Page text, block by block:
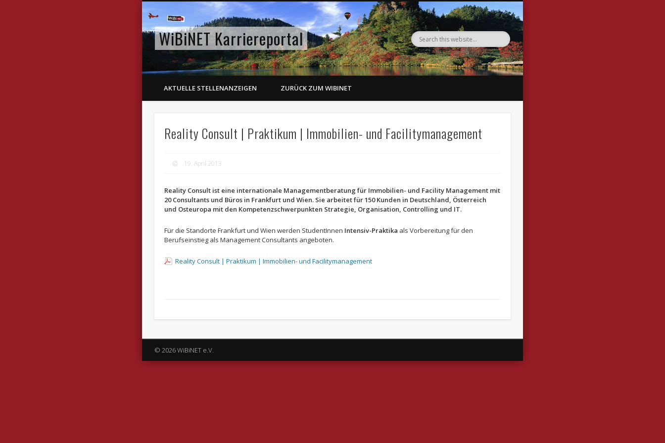
WiBiNET Karriereportal
AKTUELLE STELLENANZEIGEN ZURÜCK ZUM WIBINET
Reality Consult | Praktikum | Immobilien- und Facilitymanagement
19. April 2013
Reality Consult ist eine internationale Managementberatung für Immobilien- und Facility Management mit
20 Consultants und Büros in Frankfurt und Wien. Sie arbeitet für 150 Kunden in Deutschland, Österreich
und Osteuropa mit den Kompetenzschwerpunkten Strategie, Organisation, Controlling und IT.
Für die Standorte Frankfurt und Wien werden StudentInnen Intensiv-Praktika als Vorbereitung für den
Berufseinstieg als Management Consultants angeboten.
Reality Consult | Praktikum | Immobilien- und Facilitymanagement
© 2026 WiBiNET e.V.